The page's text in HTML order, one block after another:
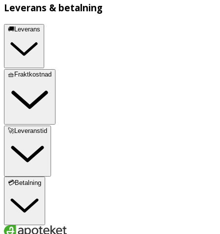
Leverans & betalning
🚚Leverans
🧺Fraktkostnad
🚀Leveranstid
💳Betalning